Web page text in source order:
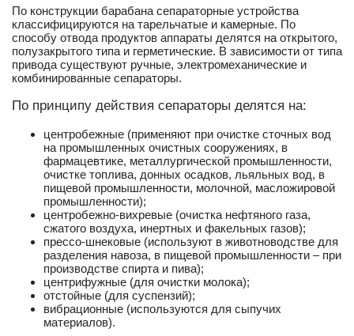
По конструкции барабана сепараторные устройства
классифицируются на тарельчатые и камерные. По
способу отвода продуктов аппараты делятся на открытого,
полузакрытого типа и герметические. В зависимости от типа
привода существуют ручные, электромеханические и
комбинированные сепараторы.
По принципу действия сепараторы делятся на:
центробежные (применяют при очистке сточных вод
на промышленных очистных сооружениях, в
фармацевтике, металлургической промышленности,
очистке топлива, донных осадков, льяльных вод, в
пищевой промышленности, молочной, масложировой
промышленности);
центробежно-вихревые (очистка нефтяного газа,
сжатого воздуха, инертных и факельных газов);
прессо-шнековые (используют в животноводстве для
разделения навоза, в пищевой промышленности – при
производстве спирта и пива);
центрифужные (для очистки молока);
отстойные (для суспензий);
вибрационные (используются для сыпучих
материалов).